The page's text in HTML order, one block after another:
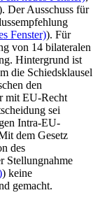
Der Ausschuss für
Fenster)). Für
von 14 bilateralen
Hintergrund ist
die Schiedsklausel
den
mit EU-Recht
sei
Intra-EU-
dem Gesetz
des
Stellungnahme
) keine
gemacht.